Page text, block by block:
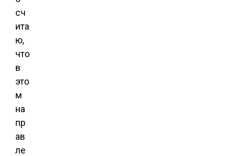
сч
ита
ю,
что
в
это
м
на
пр
ав
ле